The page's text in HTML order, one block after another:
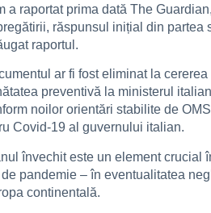
a raportat prima dată The
răspunsul inițial din partea
raportul.
ar fi fost eliminat la
preventivă la ministerul
noilor orientări stabilite de
Covid-19 al guvernului italian.
învechit este un element crucial
pandemie – în eventualitatea
continentală.